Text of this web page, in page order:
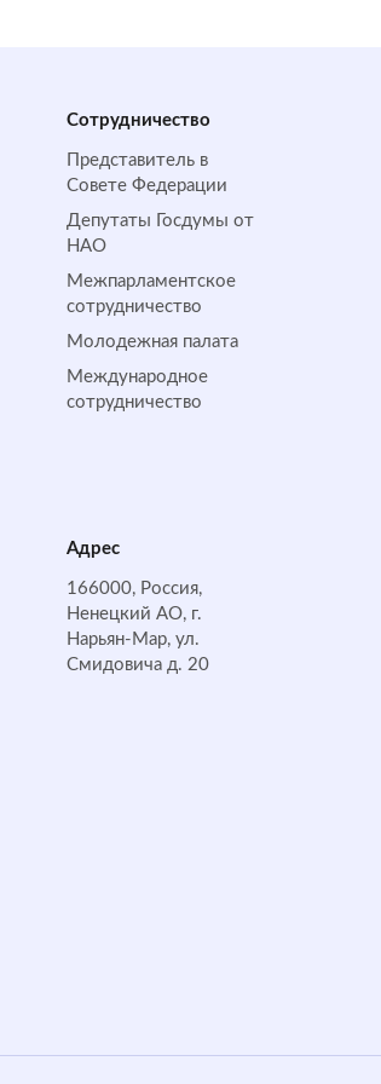
Сотрудничество
Представитель в
Совете Федерации
Депутаты Госдумы от
НАО
Межпарламентское
сотрудничество
Молодежная палата
Международное
сотрудничество
Адрес
166000, Россия,
Ненецкий АО, г.
Нарьян-Мар, ул.
Смидовича д. 20